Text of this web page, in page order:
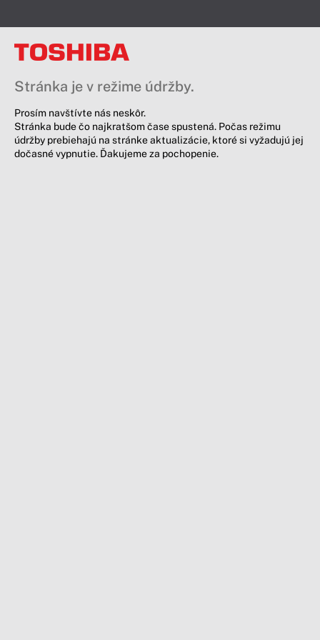
Stránka je v režime údržby.
Prosím navštívte nás neskôr.
Stránka bude čo najkratšom čase spustená. Počas režimu
údržby prebiehajú na stránke aktualizácie, ktoré si vyžadujú jej
dočasné vypnutie. Ďakujeme za pochopenie.